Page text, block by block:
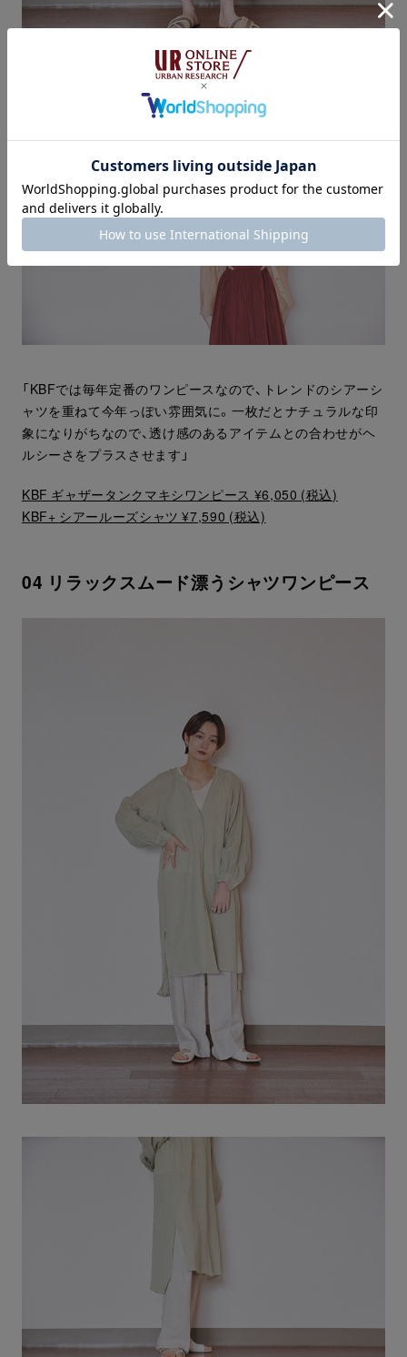
「KBFでは毎年定番のワンピースなので、トレンドのシアーシ
ャツを重ねて今年っぽい雰囲気に。一枚だとナチュラルな印
象になりがちなので、透け感のあるアイテムとの合わせがヘ
ルシーさをプラスさせます」
KBF ギャザータンクマキシワンピース ¥6,050 (税込)
KBF+ シアールーズシャツ ¥7,590 (税込)
04 リラックスムード漂うシャツワンピース